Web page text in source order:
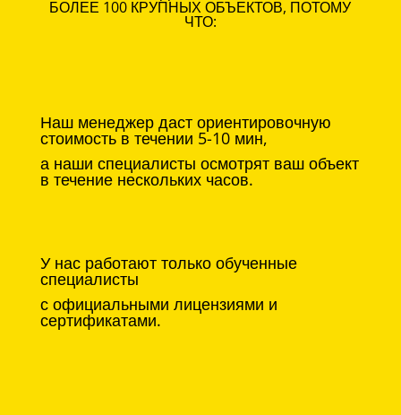
БОЛЕЕ 100 КРУПНЫХ ОБЪЕКТОВ, ПОТОМУ
ЧТО:
Наш менеджер даст ориентировочную
стоимость в течении 5-10 мин,
а наши специалисты осмотрят ваш объект
в течение нескольких часов.
У нас работают только обученные
специалисты
с официальными лицензиями и
сертификатами.